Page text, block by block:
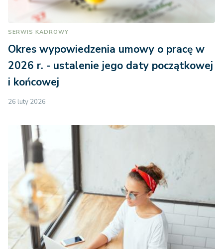
SERWIS KADROWY
Okres wypowiedzenia umowy o pracę w
2026 r. - ustalenie jego daty początkowej
i końcowej
26 luty 2026